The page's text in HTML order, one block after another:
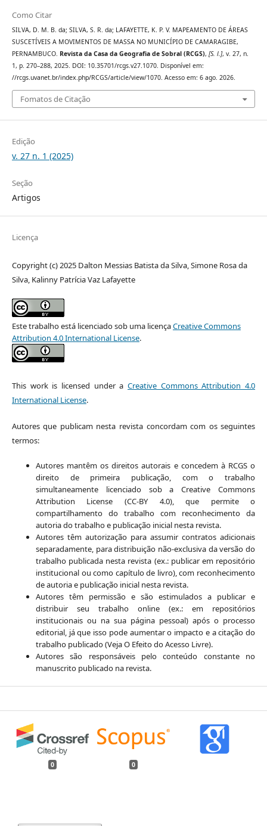
Como Citar
SILVA, D. M. B. da; SILVA, S. R. da; LAFAYETTE, K. P. V. MAPEAMENTO DE ÁREAS
SUSCETÍVEIS A MOVIMENTOS DE MASSA NO MUNICÍPIO DE CAMARAGIBE,
PERNAMBUCO. Revista da Casa da Geografia de Sobral (RCGS), [S. l.], v. 27, n.
1, p. 270–288, 2025. DOI: 10.35701/rcgs.v27.1070. Disponível em:
//rcgs.uvanet.br/index.php/RCGS/article/view/1070. Acesso em: 6 ago. 2026.
Fomatos de Citação
Edição
v. 27 n. 1 (2025)
Seção
Artigos
Licença
Copyright (c) 2025 Dalton Messias Batista da Silva, Simone Rosa da
Silva, Kalinny Patrícia Vaz Lafayette
Este trabalho está licenciado sob uma licençaCreative Commons
Attribution 4.0 International License.
This work is licensed under aCreative Commons Attribution 4.0
International License.
Autores que publicam nesta revista concordam com os seguintes
termos:
Autores mantêm os direitos autorais e concedem à RCGS o
direito de primeira publicação, com o trabalho
simultaneamente licenciado sob a Creative Commons
Attribution License (CC-BY 4.0), que permite o
compartilhamento do trabalho com reconhecimento da
autoria do trabalho e publicação inicial nesta revista.
Autores têm autorização para assumir contratos adicionais
separadamente, para distribuição não-exclusiva da versão do
trabalho publicada nesta revista (ex.: publicar em repositório
institucional ou como capítulo de livro), com reconhecimento
de autoria e publicação inicial nesta revista.
Autores têm permissão e são estimulados a publicar e
distribuir seu trabalho online (ex.: em repositórios
institucionais ou na sua página pessoal) após o processo
editorial, já que isso pode aumentar o impacto e a citação do
trabalho publicado (Veja O Efeito do Acesso Livre).
Autores são responsáveis pelo conteúdo constante no
manuscrito publicado na revista.
0 0